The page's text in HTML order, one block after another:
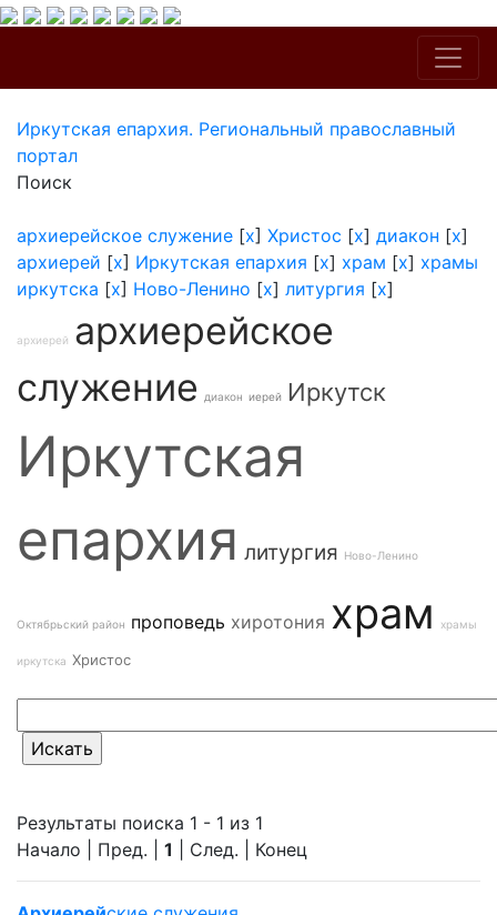
Иркутская епархия. Региональный православный
портал
Поиск
архиерейское служение [x] Христос [x] диакон [x]
архиерей [x] Иркутская епархия [x] храм [x] храмы
иркутска [x] Ново-Ленино [x] литургия [x]
архиерей архиерейское
служение
диакон иерей Иркутск
Иркутская
епархия литургия Ново-Ленино
Октябрьский район проповедь хиротония храм храмы
иркутска Христос
Результаты поиска 1 - 1 из 1
Начало | Пред. | 1 | След. | Конец